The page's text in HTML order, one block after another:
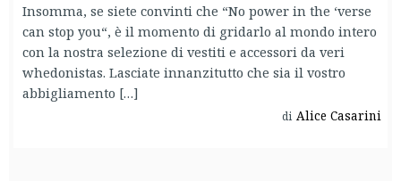
Insomma, se siete convinti che “No power in the ‘verse
can stop you“, è il momento di gridarlo al mondo intero
con la nostra selezione di vestiti e accessori da veri
whedonistas. Lasciate innanzitutto che sia il vostro
abbigliamento […]
di Alice Casarini